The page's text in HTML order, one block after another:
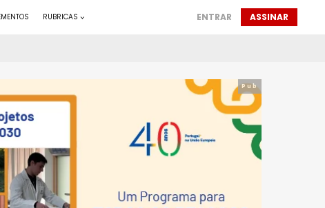
RUBRICAS ENTRAR ASSINAR
Pub